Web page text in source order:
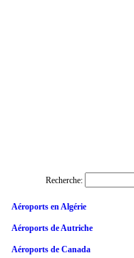
Recherche:
Aéroports en Algérie
Aéroports de Autriche
Aéroports de Canada